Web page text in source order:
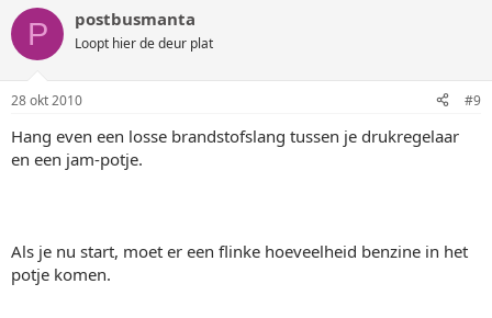
P postbusmanta
Loopt hier de deur plat
28 okt 2010 #9
Hang even een losse brandstofslang tussen je drukregelaar
en een jam-potje.
Als je nu start, moet er een flinke hoeveelheid benzine in het
potje komen.